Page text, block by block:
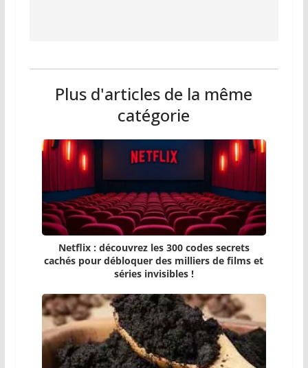
Plus d'articles de la même
catégorie
Netflix : découvrez les 300 codes secrets
cachés pour débloquer des milliers de films et
séries invisibles !